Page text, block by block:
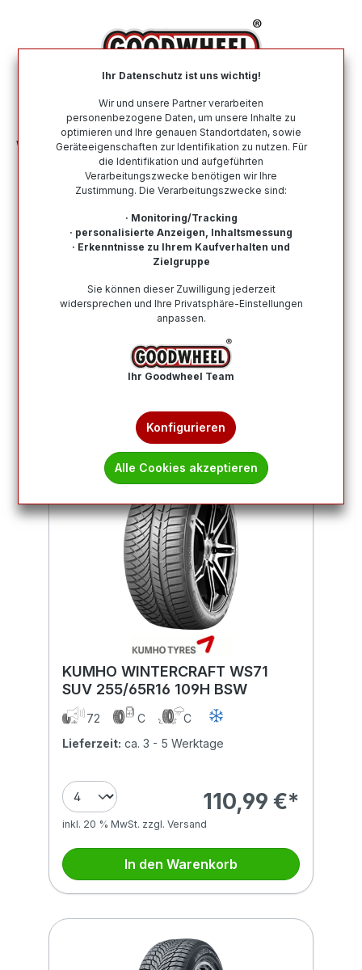
Winterreifen Nach Größe 255 65 R16
Winterreifen in der Größe 255 65 R16
Bei Goodwheel finden Sie Winterreifen renommierter
Top-Hersteller in der Größe 255 65 R16. Schneller
Versand, Kompetenter Support durch unsere
Reifenprofis & Kauf auf Rechnung möglich!
Wie finde ich meine Reifengröße?
Produkte filtern
KUMHO WINTERCRAFT WS71
SUV 255/65R16 109H BSW
72 C
C
Lieferzeit: ca. 3 - 5 Werktage
110,99 €*
inkl. 20 % MwSt. zzgl. Versand
In den Warenkorb
Ihr Datenschutz ist uns wichtig!
Wir und unsere Partner verarbeiten
personenbezogene Daten, um unsere Inhalte zu
optimieren und Ihre genauen Standortdaten, sowie
Geräteeigenschaften zur Identifikation zu nutzen. Für
die Identifikation und aufgeführten
Verarbeitungszwecke benötigen wir Ihre
Zustimmung. Die Verarbeitungszwecke sind:
· Monitoring/Tracking
· personalisierte Anzeigen, Inhaltsmessung
· Erkenntnisse zu Ihrem Kaufverhalten und
Zielgruppe
Sie können dieser Zuwilligung jederzeit
widersprechen und Ihre Privatsphäre-Einstellungen
anpassen.
Ihr Goodwheel Team
Konfigurieren
Alle Cookies akzeptieren